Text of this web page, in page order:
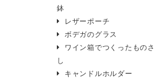
鉢
レザーポーチ
ボデガのグラス
ワイン箱でつくったものさ
し
キャンドルホルダー